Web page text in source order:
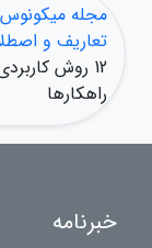
مجله میکونوس
تعاریف و
راهکارها
خبرنامه